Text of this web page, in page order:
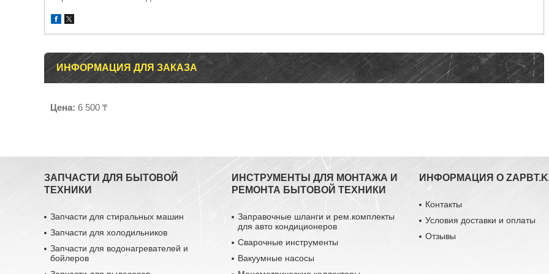
ИНФОРМАЦИЯ ДЛЯ ЗАКАЗА
Цена: 6 500 ₸
ЗАПЧАСТИ ДЛЯ БЫТОВОЙ
ТЕХНИКИ
Запчасти для стиральных машин
Запчасти для холодильников
Запчасти для водонагревателей и
бойлеров
ИНСТРУМЕНТЫ ДЛЯ МОНТАЖА И
РЕМОНТА БЫТОВОЙ ТЕХНИКИ
Заправочные шланги и рем.комплекты
для авто кондиционеров
Сварочные инструменты
Вакуумные насосы
ИНФОРМАЦИЯ О
Контакты
Условия доставки и оплаты
Отзывы